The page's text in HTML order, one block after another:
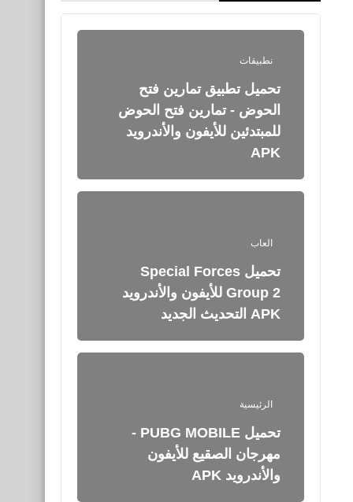
نطبيقات
تحميل تطبيق تمارين فتح
الحوض - تمارين فتح الحوض
للمبتدئين للأيفون والأندرويد
APK
العاب
تحميل Special Forces
Group 2‏ للأيفون والأندرويد
APK التحديث الجديد
الرئيسية
تحميل PUBG MOBILE -
مهرجان الصقيع للأيفون
والأندرويد APK